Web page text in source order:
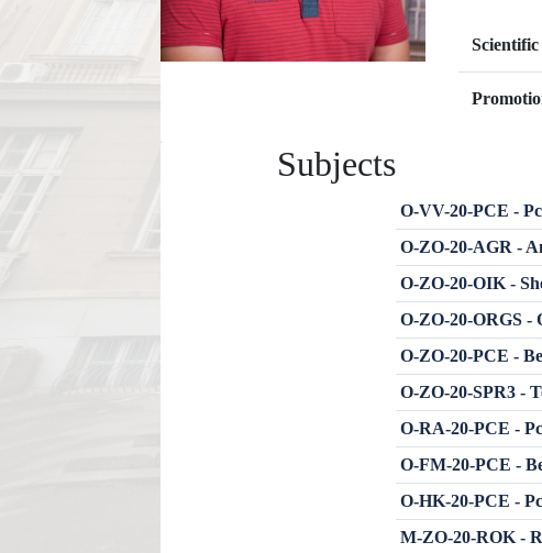
Subjects
O-VV-20-PCE -
O-ZO-20-AGR -
O-ZO-20-OIK -
O-ZO-20-ORGS -
O-ZO-20-PCE -
O-ZO-20-SPR3 -
O-RA-20-PCE -
O-FM-20-PCE -
O-HK-20-PCE -
M-ZO-20-ROK -